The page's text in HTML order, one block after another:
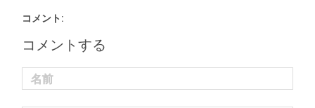
コメント:
コメントする
名前